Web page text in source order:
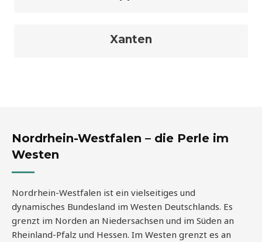
Xanten
Nordrhein-Westfalen – die Perle im
Westen
Nordrhein-Westfalen ist ein vielseitiges und
dynamisches Bundesland im Westen Deutschlands. Es
grenzt im Norden an Niedersachsen und im Süden an
Rheinland-Pfalz und Hessen. Im Westen grenzt es an